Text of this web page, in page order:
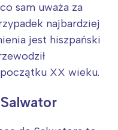
sam uważa za
najbardziej
jest hiszpański
XX wieku.